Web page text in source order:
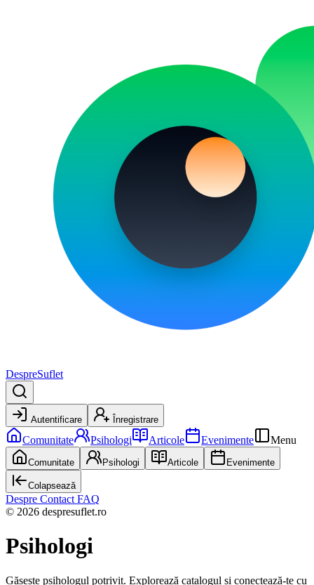
DespreSuflet
Autentificare Înregistrare
Comunitate Psihologi Articole Evenimente Menu
Comunitate Psihologi Articole Evenimente
Colapsează
Despre Contact FAQ
© 2026 despresuflet.ro
Psihologi
Găsește psihologul potrivit. Explorează catalogul și conectează-te cu